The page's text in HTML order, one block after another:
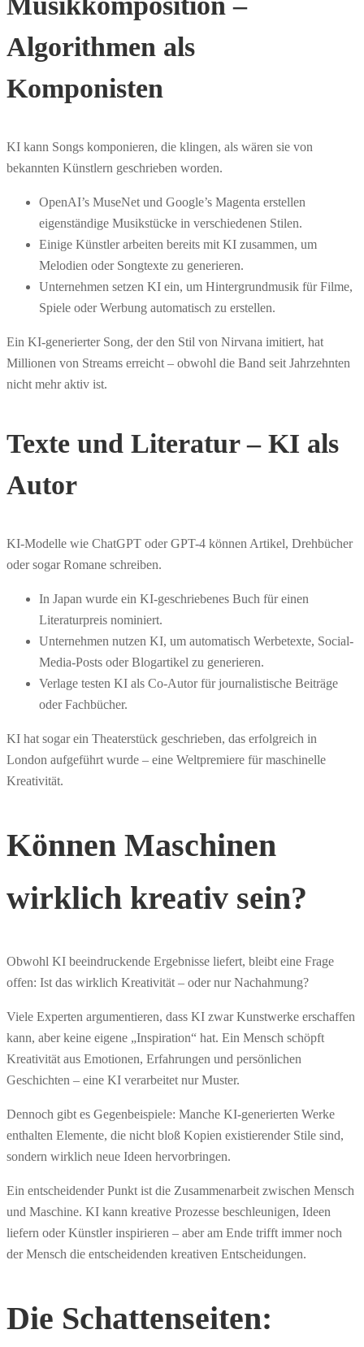
Algorithmen als
Komponisten
KI kann Songs komponieren, die klingen, als wären sie von
bekannten Künstlern geschrieben worden.
OpenAI’s MuseNet und Google’s Magenta erstellen
eigenständige Musikstücke in verschiedenen Stilen.
Einige Künstler arbeiten bereits mit KI zusammen, um
Melodien oder Songtexte zu generieren.
Unternehmen setzen KI ein, um Hintergrundmusik für Filme,
Spiele oder Werbung automatisch zu erstellen.
Ein KI-generierter Song, der den Stil von Nirvana imitiert, hat
Millionen von Streams erreicht – obwohl die Band seit Jahrzehnten
nicht mehr aktiv ist.
Texte und Literatur – KI als
Autor
KI-Modelle wie ChatGPT oder GPT-4 können Artikel, Drehbücher
oder sogar Romane schreiben.
In Japan wurde ein KI-geschriebenes Buch für einen
Literaturpreis nominiert.
Unternehmen nutzen KI, um automatisch Werbetexte, Social-
Media-Posts oder Blogartikel zu generieren.
Verlage testen KI als Co-Autor für journalistische Beiträge
oder Fachbücher.
KI hat sogar ein Theaterstück geschrieben, das erfolgreich in
London aufgeführt wurde – eine Weltpremiere für maschinelle
Kreativität.
Können Maschinen
wirklich kreativ sein?
Obwohl KI beeindruckende Ergebnisse liefert, bleibt eine Frage
offen: Ist das wirklich Kreativität – oder nur Nachahmung?
Viele Experten argumentieren, dass KI zwar Kunstwerke erschaffen
kann, aber keine eigene „Inspiration“ hat. Ein Mensch schöpft
Kreativität aus Emotionen, Erfahrungen und persönlichen
Geschichten – eine KI verarbeitet nur Muster.
Dennoch gibt es Gegenbeispiele: Manche KI-generierten Werke
enthalten Elemente, die nicht bloß Kopien existierender Stile sind,
sondern wirklich neue Ideen hervorbringen.
Ein entscheidender Punkt ist die Zusammenarbeit zwischen Mensch
und Maschine. KI kann kreative Prozesse beschleunigen, Ideen
liefern oder Künstler inspirieren – aber am Ende trifft immer noch
der Mensch die entscheidenden kreativen Entscheidungen.
Die Schattenseiten: